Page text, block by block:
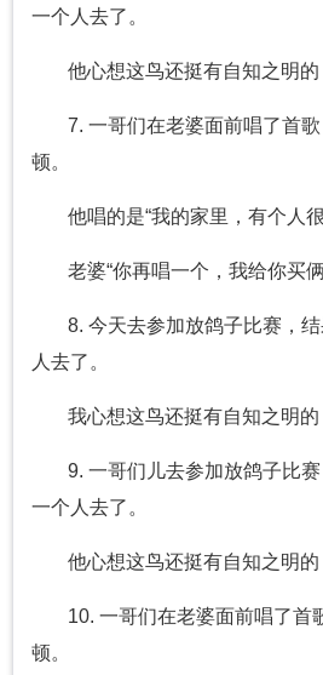
一个人去了。
他心想这鸟还挺有自知之明的
7. 一哥们在老婆面前唱了首
顿。
他唱的是“我的家里，有个人
老婆“你再唱一个，我给你买
8. 今天去参加放鸽子比赛，
人去了。
我心想这鸟还挺有自知之明的
9. 一哥们儿去参加放鸽子比
一个人去了。
他心想这鸟还挺有自知之明的
10. 一哥们在老婆面前唱了首
顿。